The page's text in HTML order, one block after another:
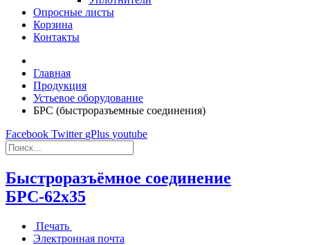
Опросные листы
Корзина
Контакты
Главная
Продукция
Устьевое оборудование
БРС (быстроразъемные соединения)
Facebook Twitter gPlus youtube
Быстроразъёмное соединение
БРС-62х35
Печать
Электронная почта